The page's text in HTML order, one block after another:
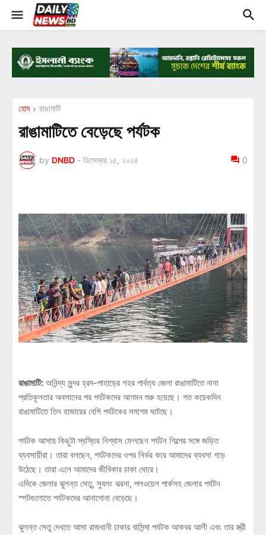
হোম রাঙামাটি
রাঙামাটিতে বেড়েছে পর্যটক
by DNBD - ডিসেম্বর ১৫, ২০২৪ 0
রাঙামাটি: অনিন্দ্য সুন্দর হ্রদ-পাহাড়ের শহর পার্বত্য জেলা রাঙামাটিতে নানা
প্রতিকূলতার অবসানের পর পর্যটকদের আগমন শুরু হয়েছে। গত কয়েকদিন
রাঙামাটিতে তিন হাজারের বেশি পর্যটকের সমাগম ঘটেছে।
পর্যটক আসায় কিছুটা স্বস্তির নিশ্বাস ফেলছেন পর্যটন শিল্পের সঙ্গে জড়িত
ব্যবসায়ীরা। তারা বলছেন, পর্যটকদের ওপর নির্ভর করে আমাদের ব্যবসা গড়ে
উঠেছে। তারা এলে আমাদের জীবিকার চাকা ঘোরে।
এদিকে জেলার ঝুলন্ত সেতু, সুবলং ঝরনা, পলওয়েল পার্কসহ জেলার পর্যটন
স্পটগুলোতে পর্যটকদের আনাগোনা বেড়েছে।
ঝুলন্ত সেতু দেখতে আসা রাজধানী ঢাকার বাসিন্দা পর্যটক আকবর আলী এবং তার স্ত্রী